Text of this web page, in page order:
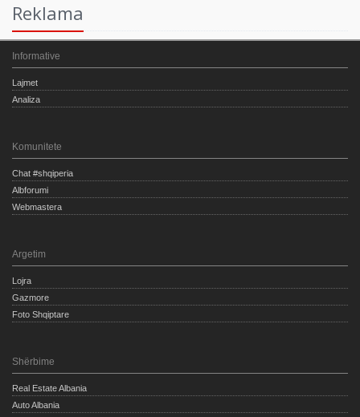
Reklama
Informative
Lajmet
Analiza
Komunitete
Chat #shqiperia
Albforumi
Webmastera
Argetim
Lojra
Gazmore
Foto Shqiptare
Shërbime
Real Estate Albania
Auto Albania